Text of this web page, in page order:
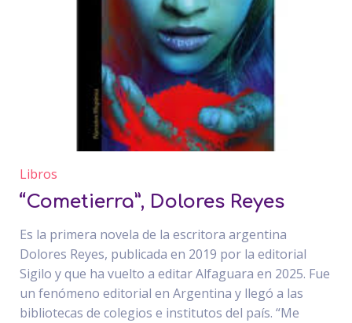
Libros
“Cometierra”, Dolores Reyes
Es la primera novela de la escritora argentina
Dolores Reyes, publicada en 2019 por la editorial
Sigilo y que ha vuelto a editar Alfaguara en 2025. Fue
un fenómeno editorial en Argentina y llegó a las
bibliotecas de colegios e institutos del país. “Me